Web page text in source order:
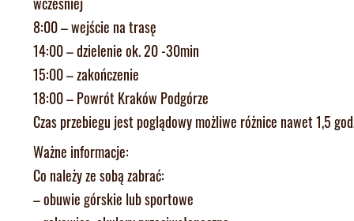
8:00 – wejście na trasę
14:00 – dzielenie ok. 20 -30min
15:00 – zakończenie
18:00 – Powrót Kraków Podgórze
Czas przebiegu jest poglądowy możliwe różnice nawet 1,5
Ważne informacje:
Co należy ze sobą zabrać:
– obuwie górskie lub sportowe